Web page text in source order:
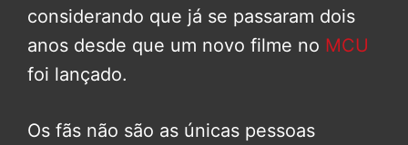
considerando que já se passaram dois
anos desde que um novo filme no MCU
foi lançado.
Os fãs não são as únicas pessoas